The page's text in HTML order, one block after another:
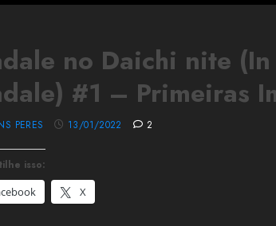
no Daichi nite
#1 – Primeiras
isso:
X
PERES 13/01/2022 2